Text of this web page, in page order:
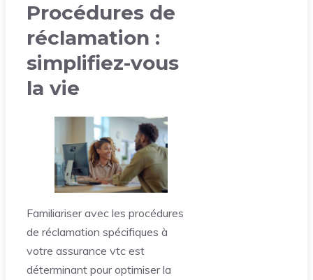
Procédures de
réclamation :
simplifiez-vous
la vie
Familiariser avec les procédures
de réclamation spécifiques à
votre assurance vtc est
déterminant pour optimiser la